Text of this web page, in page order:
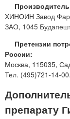
ХИНОИН Завод
ЗАО, 1045
Претензии
России:
Москва, 115035,
Тел. (495)721-14-
препарату